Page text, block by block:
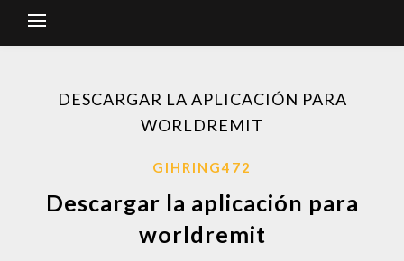
DESCARGAR LA APLICACIÓN PARA
WORLDREMIT
GIHRING472
Descargar la aplicación para
worldremit